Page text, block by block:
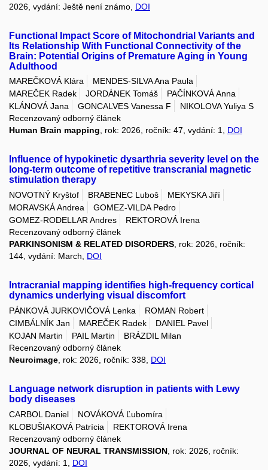
2026, vydání: Ještě není známo, DOI
Functional Impact Score of Mitochondrial Variants and
Its Relationship With Functional Connectivity of the
Brain: Potential Origins of Premature Aging in Young
Adulthood
MAREČKOVÁ Klára
MENDES-SILVA Ana Paula
MAREČEK Radek
JORDÁNEK Tomáš
PAČÍNKOVÁ Anna
KLÁNOVÁ Jana
GONCALVES Vanessa F
NIKOLOVA Yuliya S
Recenzovaný odborný článek
Human Brain mapping, rok: 2026, ročník: 47, vydání: 1, DOI
Influence of hypokinetic dysarthria severity level on the
long-term outcome of repetitive transcranial magnetic
stimulation therapy
NOVOTNÝ Kryštof BRABENEC Luboš
MEKYSKA Jiří
MORAVSKÁ Andrea
GOMEZ-VILDA Pedro
GOMEZ-RODELLAR Andres
REKTOROVÁ Irena
Recenzovaný odborný článek
PARKINSONISM & RELATED DISORDERS, rok: 2026, ročník:
144, vydání: March, DOI
Intracranial mapping identifies high-frequency cortical
dynamics underlying visual discomfort
PÁNKOVÁ JURKOVIČOVÁ Lenka
ROMAN Robert
CIMBÁLNÍK Jan
MAREČEK Radek
DANIEL Pavel
KOJAN Martin
PAIL Martin
BRÁZDIL Milan
Recenzovaný odborný článek
Neuroimage, rok: 2026, ročník: 338, DOI
Language network disruption in patients with Lewy
body diseases
CARBOL Daniel
NOVÁKOVÁ Ľubomíra
KLOBUŠIAKOVÁ Patrícia
REKTOROVÁ Irena
Recenzovaný odborný článek
JOURNAL OF NEURAL TRANSMISSION , rok: 2026, ročník:
2026, vydání: 1, DOI